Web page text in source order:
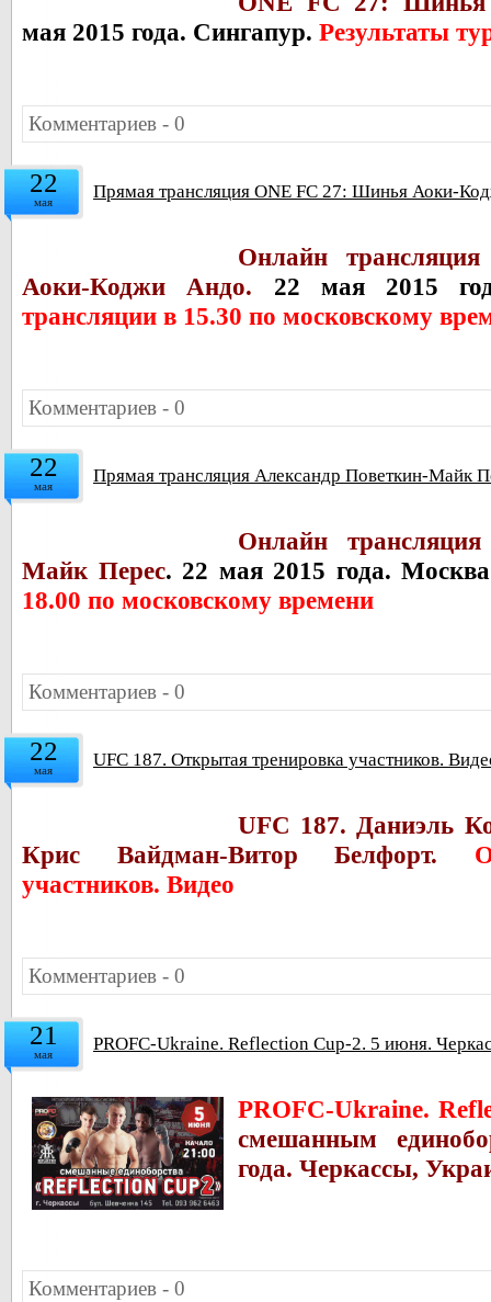
мая 2015 года. Сингапур. Результаты
Комментариев - 0
22
мая Прямая трансляция ONE FC 27: Шинья Аоки-
Онлайн
Аоки-Коджи Андо. 22 мая 2015
трансляции в 15.30 по московскому
Комментариев - 0
22
мая Прямая трансляция Александр Поветкин-Майк
Онлайн
Майк Перес. 22 мая 2015 года.
18.00 по московскому времени
Комментариев - 0
22
мая UFC 187. Открытая тренировка участников.
UFC 187.Даниэль
Крис Вайдман-Витор Белфорт.
участников. Видео
Комментариев - 0
21
мая PROFC-Ukraine. Reflection Cup-2. 5 июня.
PROFC-Ukraine.
смешанным
года. Черкассы,
Комментариев - 0